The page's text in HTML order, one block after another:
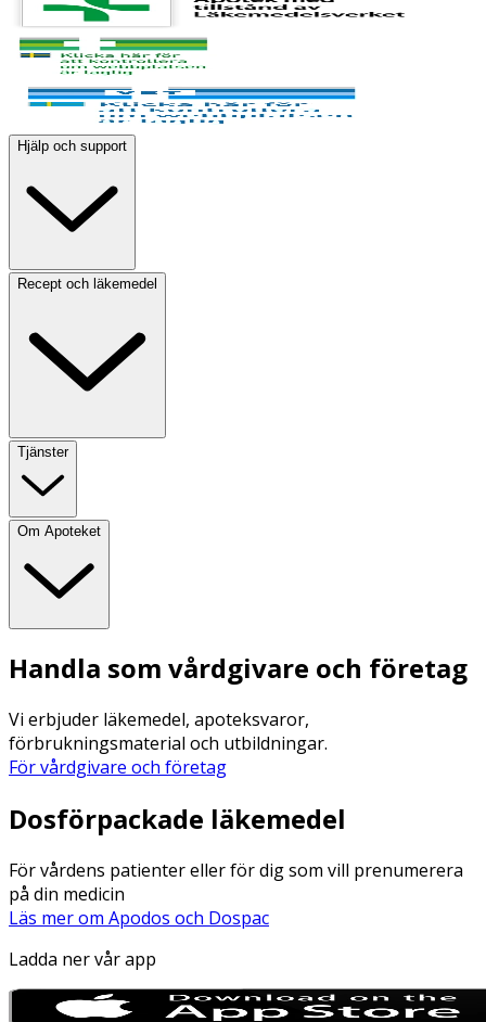
Hjälp och support
Recept och läkemedel
Tjänster
Om Apoteket
Handla som vårdgivare och företag
Vi erbjuder läkemedel, apoteksvaror,
förbrukningsmaterial och utbildningar.
För vårdgivare och företag
Dosförpackade läkemedel
För vårdens patienter eller för dig som vill prenumerera
på din medicin
Läs mer om Apodos och Dospac
Ladda ner vår app